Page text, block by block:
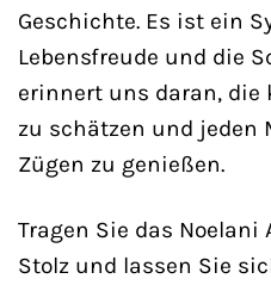
Geschichte. Es ist ein
Lebensfreude und die
erinnert uns daran, die
zu schätzen und jeden
Zügen zu genießen.
Tragen Sie das Noelani
Stolz und lassen Sie